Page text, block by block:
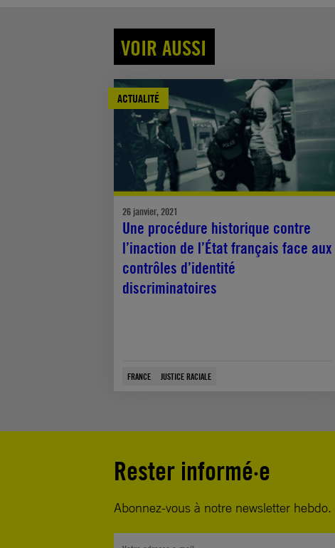
VOIR AUSSI
ACTUALITÉ
26 janvier, 2021
Une procédure historique contre
l’inaction de l’État français face aux
contrôles d’identité
discriminatoires
FRANCE JUSTICE RACIALE
Rester informé·e
Abonnez-vous à notre newsletter hebdo.